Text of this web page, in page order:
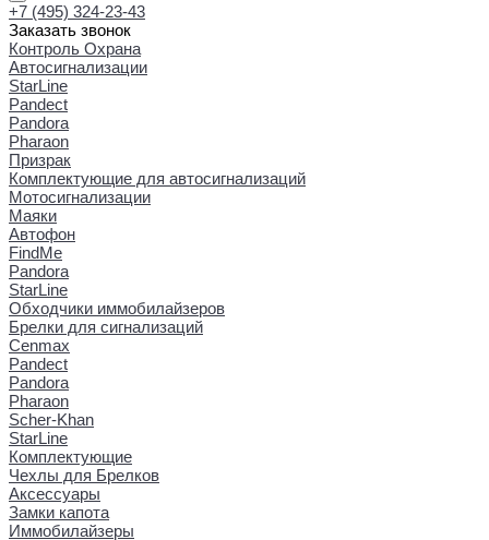
+7 (495) 324-23-43
Заказать звонок
Контроль Охрана
Автосигнализации
StarLine
Pandect
Pandora
Pharaon
Призрак
Комплектующие для автосигнализаций
Мотосигнализации
Маяки
Автофон
FindMe
Pandora
StarLine
Обходчики иммобилайзеров
Брелки для сигнализаций
Cenmax
Pandect
Pandora
Pharaon
Scher-Khan
StarLine
Комплектующие
Чехлы для Брелков
Аксессуары
Замки капота
Иммобилайзеры